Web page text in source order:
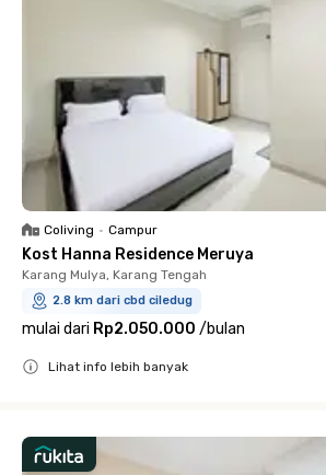
Coliving • Campur
Kost Hanna Residence Meruya
Karang Mulya, Karang Tengah
2.8 km dari cbd ciledug
mulai dari Rp2.050.000 /bulan
Lihat info lebih banyak